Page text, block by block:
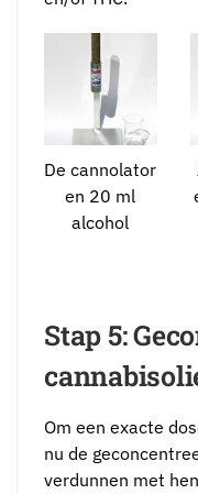
De cannolator
en 20 ml
alcohol
Stap 5:
Om een exacte
nu de
verdunnen met